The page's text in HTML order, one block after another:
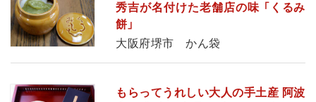
秀吉が名付けた老舗店の味 「くるみ
餅」
大阪府堺市 かん袋
もらってうれしい大人の手土産 阿波